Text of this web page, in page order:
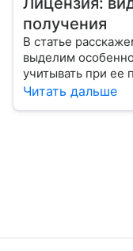
получения
В статье
выделим
Читать дальше